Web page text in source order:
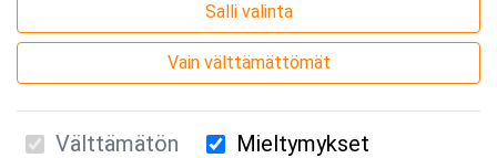
Webinaari
Salli valinta
Vain välttämättömät
Välttämätön Mieltymykset